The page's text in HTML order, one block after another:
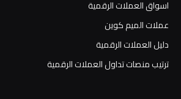
اسواق العملات الرقمية
عملات الميم كوين
دليل العملات الرقمية
ترتيب منصات تداول العملات الرقمية